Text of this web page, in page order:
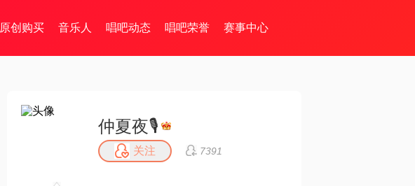
原创购买 音乐人 唱吧动态 唱吧荣誉 赛事中心
仲夏夜🎙
关注 7391